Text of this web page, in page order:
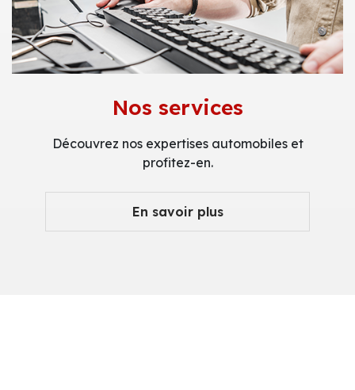
Nos services
Découvrez nos expertises automobiles et
profitez-en.
En savoir plus